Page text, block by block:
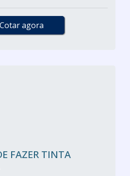
Cotar agora
FAZER TINTA